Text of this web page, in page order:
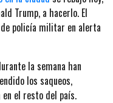
Trump, a hacerlo. El
policía militar en alerta
la semana han
los saqueos,
el resto del país.